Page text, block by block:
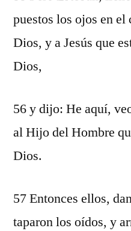
puestos los ojos en
Dios, y a Jesús que
Dios,
56 y dijo: He aquí,
al Hijo del Hombre
Dios.
57 Entonces ellos,
taparon los oídos, y